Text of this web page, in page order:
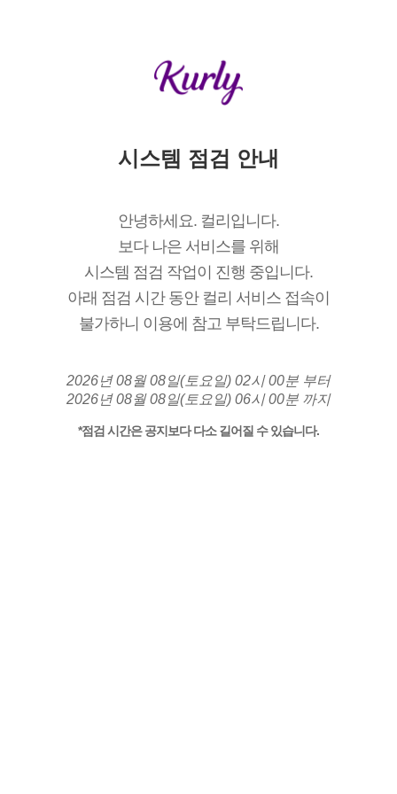
시스템 점검 안내
안녕하세요. 컬리입니다.
보다 나은 서비스를 위해
시스템 점검 작업이 진행 중입니다.
아래 점검 시간 동안 컬리 서비스 접속이
불가하니 이용에 참고 부탁드립니다.
2026년 08월 08일(토요일) 02시 00분 부터
2026년 08월 08일(토요일) 06시 00분 까지
*점검 시간은 공지보다 다소 길어질 수 있습니다.